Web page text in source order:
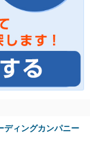
ディングカンパニー